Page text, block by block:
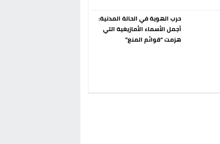
حرب الهوية في الحالة المدنية:
أجمل الأسماء الأمازيغية التي
هزمت “قوائم المنع”